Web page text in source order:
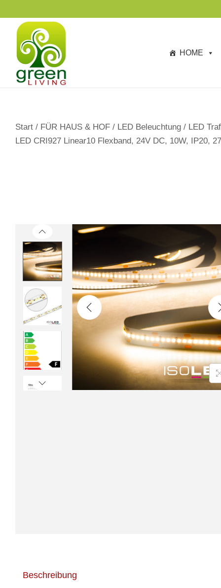
p
HOME
Start / FÜR HAUS & HOF / LED Beleuchtung / LED
LED CRI927 Linear10 Flexband, 24V DC, 10W, IP20,
Beschreibung